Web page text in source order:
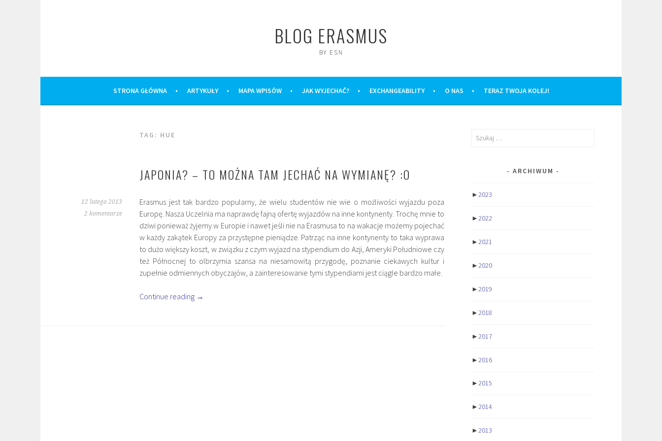
BLOG ERASMUS
BY ESN
STRONA GŁÓWNA ARTYKUŁY MAPA WPISÓW JAK WYJECHAĆ? EXCHANGEABILITY O NAS TERAZ TWOJA KOLEJ!
TAG: HUE
JAPONIA? – TO MOŻNA TAM JECHAĆ NA WYMIANĘ? :O
12 lutego 2013
2 komentarze
Erasmus jest tak bardzo popularny, że wielu studentów nie wie o możliwości wyjazdu poza
Europę. Nasza Uczelnia ma naprawdę fajną ofertę wyjazdów na inne kontynenty. Trochę mnie to
dziwi ponieważ żyjemy w Europie i nawet jeśli nie na Erasmusa to na wakacje możemy pojechać
w każdy zakątek Europy za przystępne pieniądze. Patrząc na inne kontynenty to taka wyprawa
to dużo większy koszt, w związku z czym wyjazd na stypendium do Azji, Ameryki Południowe czy
też Północnej to olbrzymia szansa na niesamowitą przygodę, poznanie ciekawych kultur i
zupełnie odmiennych obyczajów, a zainteresowanie tymi stypendiami jest ciągle bardzo małe.
Continue reading →
Szukaj:
ARCHIWUM
►2023
►2022
►2021
►2020
►2019
►2018
►2017
►2016
►2015
►2014
►2013